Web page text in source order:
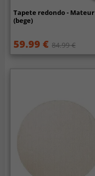
Tapete redondo - Mateur
(bege)
59.99 € 84.99 €